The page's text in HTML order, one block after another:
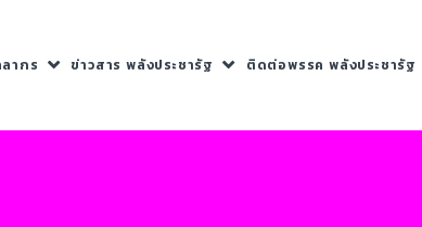
ากร ข่าวสาร พลังประชารัฐ ติดต่อพรรค พลังประชารัฐ